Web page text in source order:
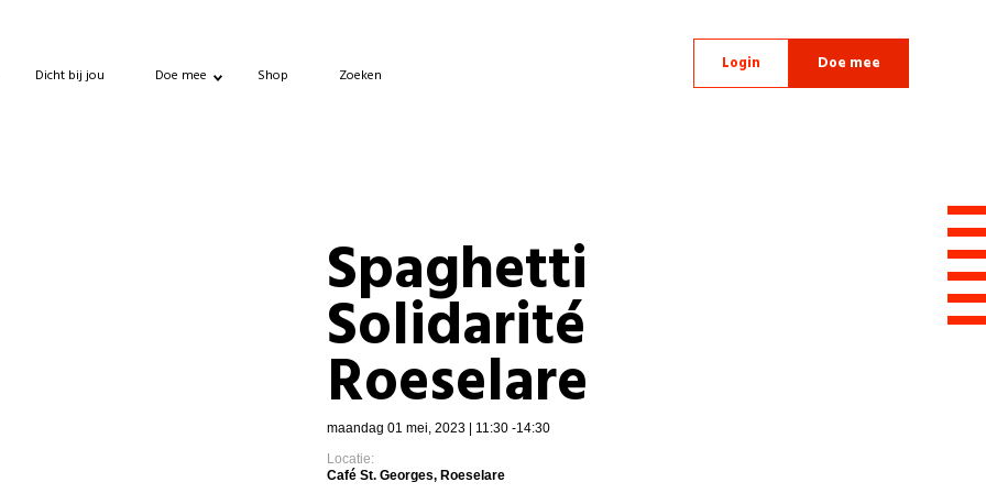
Dicht bij jou Doe mee Shop Zoeken
Login Doe mee
Spaghetti
Solidarité
Roeselare
maandag 01 mei, 2023 | 11:30 -14:30
Locatie:
Café St. Georges, Roeselare